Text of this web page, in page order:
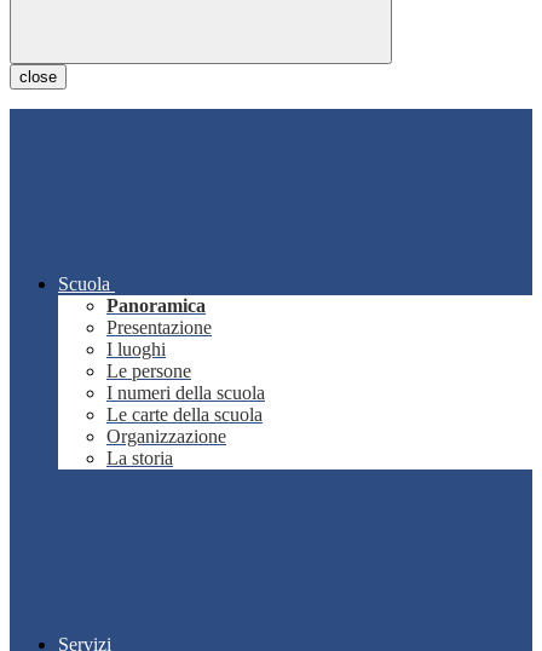
close
Scuola
Panoramica
Presentazione
I luoghi
Le persone
I numeri della scuola
Le carte della scuola
Organizzazione
La storia
Servizi